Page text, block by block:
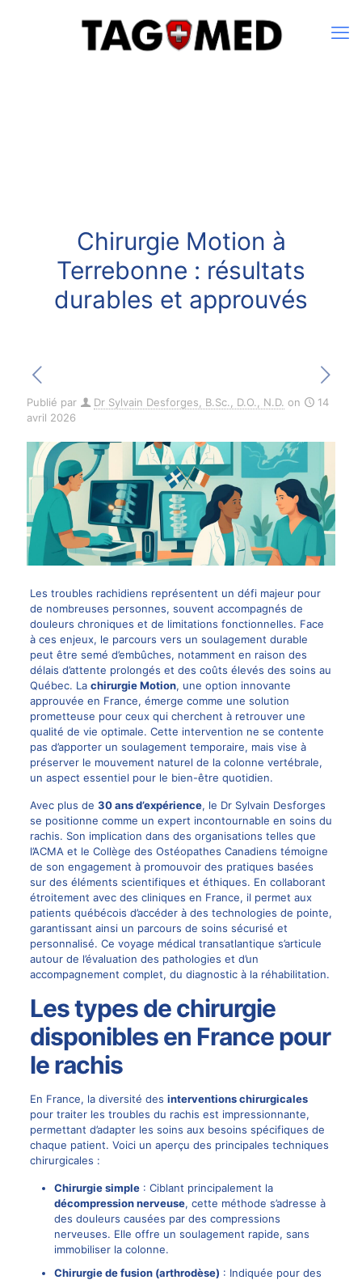
Chirurgie Motion à
Terrebonne : résultats
durables et approuvés
Publié par Dr Sylvain Desforges, B.Sc., D.O., N.D. on
14
avril 2026
Les troubles rachidiens représentent un défi majeur pour
de nombreuses personnes, souvent accompagnés de
douleurs chroniques et de limitations fonctionnelles. Face
à ces enjeux, le parcours vers un soulagement durable
peut être semé d’embûches, notamment en raison des
délais d’attente prolongés et des coûts élevés des soins au
Québec. La chirurgie Motion, une option innovante
approuvée en France, émerge comme une solution
prometteuse pour ceux qui cherchent à retrouver une
qualité de vie optimale. Cette intervention ne se contente
pas d’apporter un soulagement temporaire, mais vise à
préserver le mouvement naturel de la colonne vertébrale,
un aspect essentiel pour le bien-être quotidien.
Avec plus de 30 ans d’expérience, le Dr Sylvain Desforges
se positionne comme un expert incontournable en soins du
rachis. Son implication dans des organisations telles que
l’ACMA et le Collège des Ostéopathes Canadiens témoigne
de son engagement à promouvoir des pratiques basées
sur des éléments scientifiques et éthiques. En collaborant
étroitement avec des cliniques en France, il permet aux
patients québécois d’accéder à des technologies de pointe,
garantissant ainsi un parcours de soins sécurisé et
personnalisé. Ce voyage médical transatlantique s’articule
autour de l’évaluation des pathologies et d’un
accompagnement complet, du diagnostic à la réhabilitation.
Les types de chirurgie
disponibles en France pour
le rachis
En France, la diversité des interventions chirurgicales
pour traiter les troubles du rachis est impressionnante,
permettant d’adapter les soins aux besoins spécifiques de
chaque patient. Voici un aperçu des principales techniques
chirurgicales :
Chirurgiesimple: Ciblant principalement la
décompression nerveuse, cette méthode s’adresse à
des douleurs causées par des compressions
nerveuses. Elle offre un soulagement rapide, sans
immobiliser la colonne.
Chirurgie defusion(arthrodèse) : Indiquée pour des